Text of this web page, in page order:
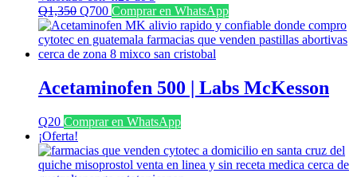
Q1,350 El
precio
original
era:
Q700El
precio
actual
es:
Comprar en WhatsApp
Acetaminofen 500 | Labs McKesson
Q20 Comprar en WhatsApp
¡Oferta!